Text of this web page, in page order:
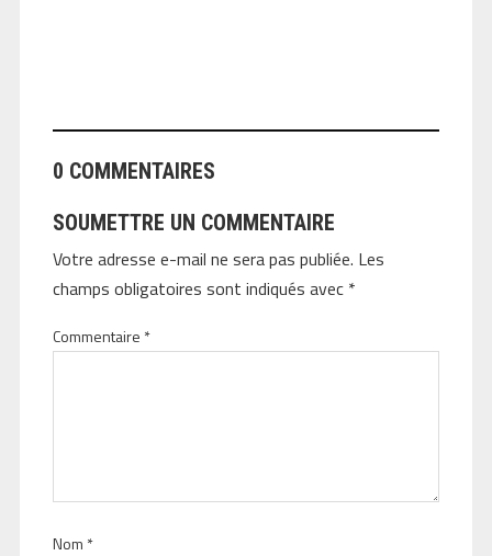
0 COMMENTAIRES
SOUMETTRE UN COMMENTAIRE
Votre adresse e-mail ne sera pas publiée. Les
champs obligatoires sont indiqués avec *
Commentaire *
Nom *